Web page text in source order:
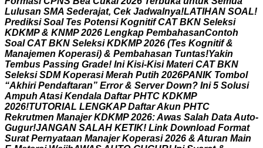
Lulusan SMA Sederajat, Cek Jadwalnya!LATIHAN SOAL!
Prediksi Soal Tes Potensi Kognitif CAT BKN Seleksi
KDKMP & KNMP 2026 Lengkap PembahasanContoh
Soal CAT BKN Seleksi KDKMP 2026 (Tes Kognitif &
Manajemen Koperasi) & Pembahasan Tuntas!Yakin
Tembus Passing Grade! Ini Kisi-Kisi Materi CAT BKN
Seleksi SDM Koperasi Merah Putih 2026PANIK Tombol
“Akhiri Pendaftaran” Error & Server Down? Ini 5 Solusi
Ampuh Atasi Kendala Daftar PHTC KDKMP
2026!TUTORIAL LENGKAP DaftarAkun PHTC
Rekrutmen Manajer KDKMP 2026:Awas Salah DataAuto-
Gugur!JANGAN SALAH KETIK! Link Download Format
Surat Pernyataan Manajer Koperasi 2026 & Aturan Main